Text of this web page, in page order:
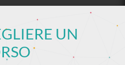
UN